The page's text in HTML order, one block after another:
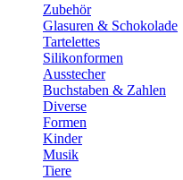
Zubehör
Glasuren & Schokolade
Tartelettes
Silikonformen
Ausstecher
Buchstaben & Zahlen
Diverse
Formen
Kinder
Musik
Tiere